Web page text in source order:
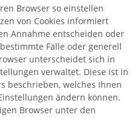
Browser so einstellen
von Cookies informiert
Annahme entscheiden oder
Fälle oder generell
unterscheidet sich in
verwaltet. Diese ist in
beschrieben, welches Ihnen
ändern können.
Browser unter den